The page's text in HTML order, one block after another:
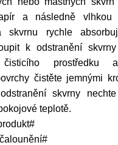
a následně vlhkou
skvrnu rychle
k odstranění
čisticího prostředku
čistěte jemnými
skvrny
teplotě.